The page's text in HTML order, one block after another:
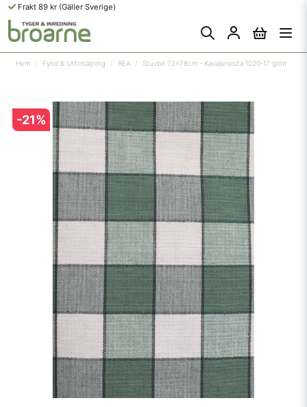
Frakt 89 kr (Gäller Sverige)
Hem Fynd & Utförsäljning REA Stuvbit 72x78cm - Kavaljersruta 1020-17 grön
-21%